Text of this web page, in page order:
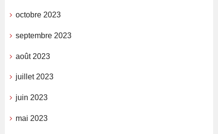
octobre 2023
septembre 2023
août 2023
juillet 2023
juin 2023
mai 2023